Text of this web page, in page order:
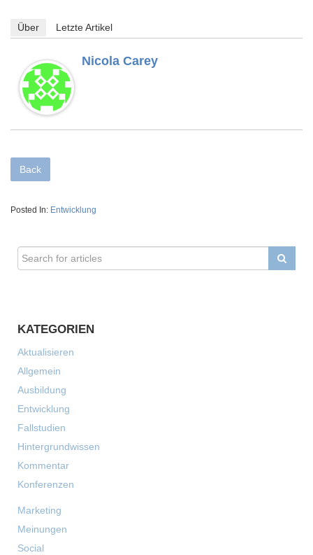
Über Letzte Artikel
Nicola Carey
Back
Posted In: Entwicklung
KATEGORIEN
Aktualisieren
Allgemein
Ausbildung
Entwicklung
Fallstudien
Hintergrundwissen
Kommentar
Konferenzen
Marketing
Meinungen
Social